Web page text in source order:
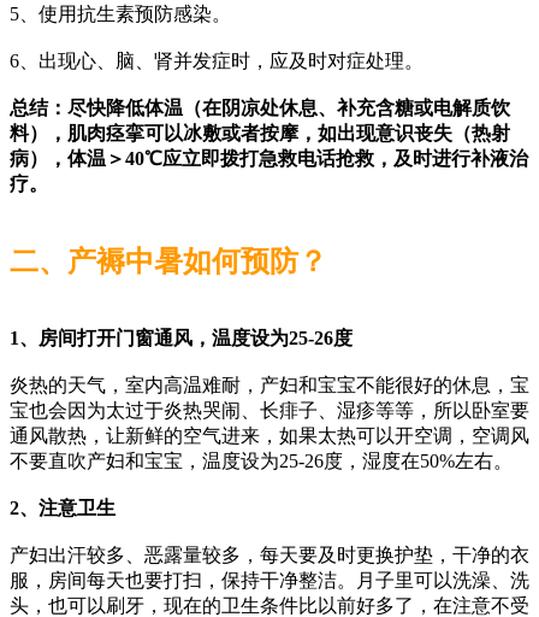
5、使用抗生素预防感染。
6、出现心、脑、肾并发症时，应及时对症处理。
总结：尽快降低体温（在阴凉处休息、补充含糖或电解质饮
料），肌肉痉挛可以冰敷或者按摩，如出现意识丧失（热射
病），体温＞40℃应立即拨打急救电话抢救，及时进行补液治
疗。
二、产褥中暑如何预防？
1、房间打开门窗通风，温度设为25-26度
炎热的天气，室内高温难耐，产妇和宝宝不能很好的休息，宝
宝也会因为太过于炎热哭闹、长痱子、湿疹等等，所以卧室要
通风散热，让新鲜的空气进来，如果太热可以开空调，空调风
不要直吹产妇和宝宝，温度设为25-26度，湿度在50%左右。
2、注意卫生
产妇出汗较多、恶露量较多，每天要及时更换护垫，干净的衣
服，房间每天也要打扫，保持干净整洁。月子里可以洗澡、洗
头，也可以刷牙，现在的卫生条件比以前好多了，在注意不受